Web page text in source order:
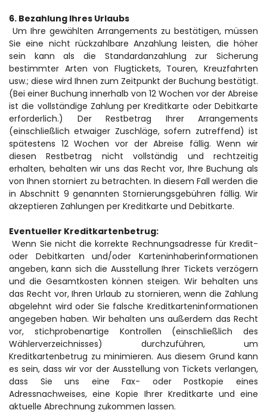
6. Bezahlung Ihres Urlaubs
Sie eine nicht rückzahlbare Anzahlung leisten, die höher
sein kann als die Standardanzahlung zur Sicherung
bestimmter Arten von Flugtickets, Touren, Kreuzfahrten
usw.; diese wird Ihnen zum Zeitpunkt der Buchung bestätigt.
(Bei einer Buchung innerhalb von 12 Wochen vor der Abreise
ist die vollständige Zahlung per Kreditkarte oder Debitkarte
erforderlich.) Der Restbetrag Ihrer Arrangements
(einschließlich etwaiger Zuschläge, sofern zutreffend) ist
spätestens 12 Wochen vor der Abreise fällig. Wenn wir
diesen Restbetrag nicht vollständig und rechtzeitig
erhalten, behalten wir uns das Recht vor, Ihre Buchung als
von Ihnen storniert zu betrachten. In diesem Fall werden die
in Abschnitt 9 genannten Stornierungsgebühren fällig. Wir
akzeptieren Zahlungen per Kreditkarte und Debitkarte.
Eventueller Kreditkartenbetrug:
Wenn Sie nicht die korrekte Rechnungsadresse für Kredit-
oder Debitkarten und/oder Karteninhaberinformationen
angeben, kann sich die Ausstellung Ihrer Tickets verzögern
und die Gesamtkosten können steigen. Wir behalten uns
das Recht vor, Ihren Urlaub zu stornieren, wenn die Zahlung
abgelehnt wird oder Sie falsche Kreditkarteninformationen
angegeben haben. Wir behalten uns außerdem das Recht
vor, stichprobenartige Kontrollen (einschließlich des
Wählerverzeichnisses) durchzuführen, um
Kreditkartenbetrug zu minimieren. Aus diesem Grund kann
es sein, dass wir vor der Ausstellung von Tickets verlangen,
dass Sie uns eine Fax- oder Postkopie eines
Adressnachweises, eine Kopie Ihrer Kreditkarte und eine
aktuelle Abrechnung zukommen lassen.